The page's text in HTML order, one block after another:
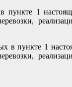
1
в пункте 1